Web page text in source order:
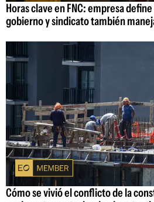
Horas clave en FNC: empresa
gobierno y sindicato también
Cómo se vivió el conflicto de la